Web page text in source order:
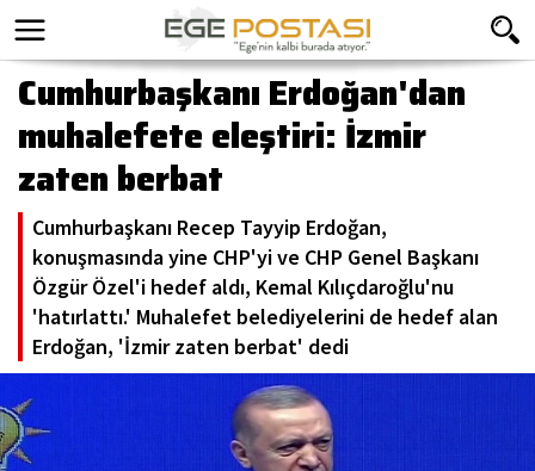
Cumhurbaşkanı Erdoğan'dan
muhalefete eleştiri: İzmir
zaten berbat
Cumhurbaşkanı Recep Tayyip Erdoğan,
konuşmasında yine CHP'yi ve CHP Genel Başkanı
Özgür Özel'i hedef aldı, Kemal Kılıçdaroğlu'nu
'hatırlattı.' Muhalefet belediyelerini de hedef alan
Erdoğan, 'İzmir zaten berbat' dedi